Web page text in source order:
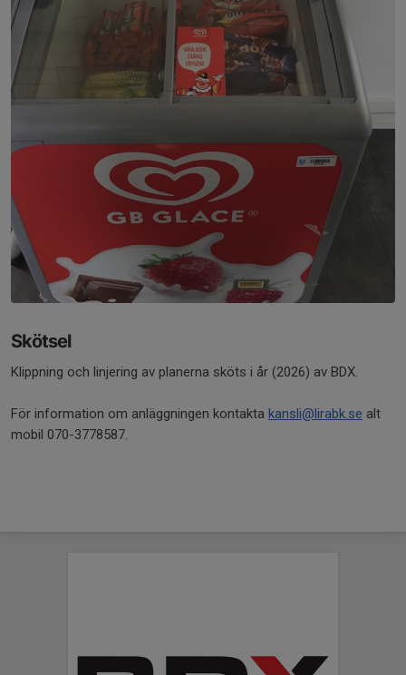
Skötsel
Klippning och linjering av planerna sköts i år (2026) av BDX.
För information om anläggningen kontakta kansli@lirabk.se alt
mobil 070-3778587.